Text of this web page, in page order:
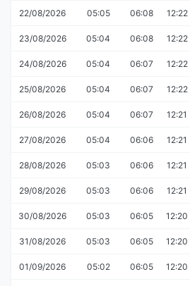
22/08/2026 05:05 06:08 12:22
23/08/2026 05:04 06:08 12:22
24/08/2026 05:04 06:07 12:22
25/08/2026 05:04 06:07 12:22
26/08/2026 05:04 06:07 12:21
27/08/2026 05:04 06:06 12:21
28/08/2026 05:03 06:06 12:21
29/08/2026 05:03 06:06 12:21
30/08/2026 05:03 06:05 12:20
31/08/2026 05:03 06:05 12:20
01/09/2026 05:02 06:05 12:20